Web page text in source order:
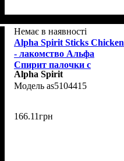
Немає в наявності
Alpha Spirit Sticks Chicken
- лакомство Альфа
Спирит палочки с
курицей 16 шт\уп
Alpha Spirit
as5104415
166.11грн